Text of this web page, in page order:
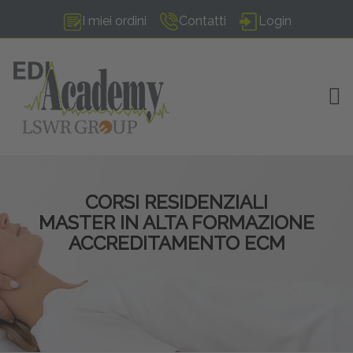
I miei ordini Contatti Login
CORSI RESIDENZIALI
MASTER IN ALTA FORMAZIONE
ACCREDITAMENTO ECM